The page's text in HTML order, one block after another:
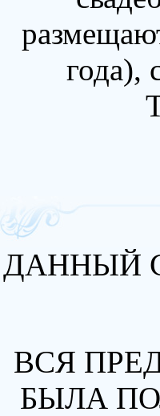
года),
ДАННЫЙ
ВСЯ
БЫЛА